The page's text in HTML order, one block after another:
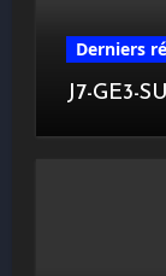
Derniers
J7-GE3-